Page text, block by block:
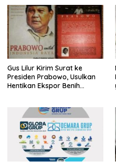
Gus Lilur Kirim Surat ke
Presiden Prabowo, Usulkan
Hentikan Ekspor Benih